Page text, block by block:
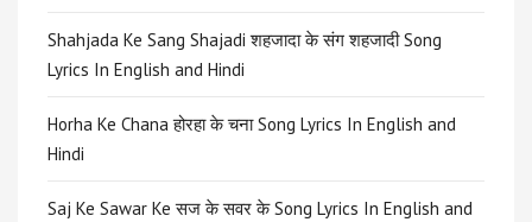
Shahjada Ke Sang Shajadi शहजादा के संग शहजादी Song
Lyrics In English and Hindi
Horha Ke Chana होरहा के चना Song Lyrics In English and
Hindi
Saj Ke Sawar Ke सज के सवर के Song Lyrics In English and